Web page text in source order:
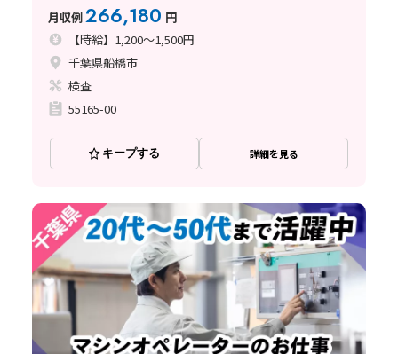
月収例266,180 円
【時給】1,200～1,500円
千葉県船橋市
検査
55165-00
キープする 詳細を見る